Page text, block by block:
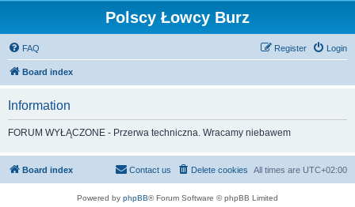
Polscy Łowcy Burz
FAQ Login
Register
Board index
Information
FORUM WYŁĄCZONE - Przerwa techniczna. Wracamy niebawem
Board index All times are UTC+02:00
Delete cookies
Contact us
Powered by phpBB® Forum Software © phpBB Limited